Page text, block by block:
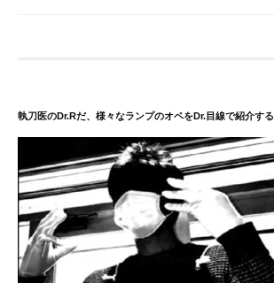
執刀医のDr.Rだ、様々なランプのオペをDr.目線で紹介する